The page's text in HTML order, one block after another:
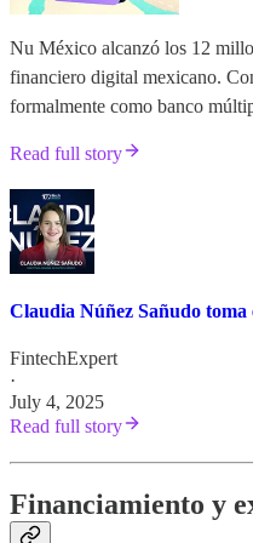
Nu México alcanzó los 12
financiero digital mexicano.
formalmente como banco
Read full story
Claudia Núñez Sañudo
FintechExpert
·
July 4, 2025
Read full story
Financiamiento y